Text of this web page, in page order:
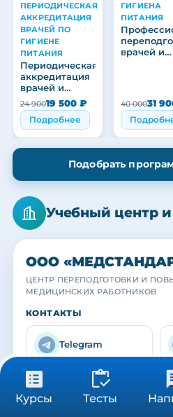
Курсы Тесты
ПЕРИОДИЧЕСКАЯ
АККРЕДИТАЦИЯ
ВРАЧЕЙ ПО
ГИГИЕНЕ
ПИТАНИЯ
Периодическая
аккредитация
врачей и
медицинских
работников
24 90019 500 ₽
Подробнее
ГИГИЕНА
ПИТАНИЯ
врачей и
40 00031
Подобрать
Учебный центр
Учебный центр
Практика с действующими
Наша команда
Преподаватели и кураторы
Выпускники
Вручение удостоверений
ООО
ЦЕНТР ПЕРЕПОДГОТОВКИ И
МЕДИЦИНСКИХ РАБОТНИКОВ
КОНТАКТЫ
Telegram
8 (800) 550-08-61
от 3 900 ₽
36/72/144 ч